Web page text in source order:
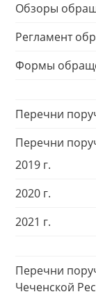
Обзоры
Регламент
Формы
Перечни
Перечни
2019 г.
2020 г.
2021 г.
Перечни
Чеченской